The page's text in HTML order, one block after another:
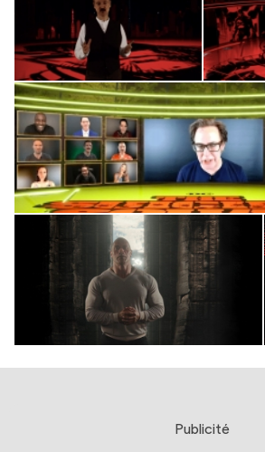
Publicité